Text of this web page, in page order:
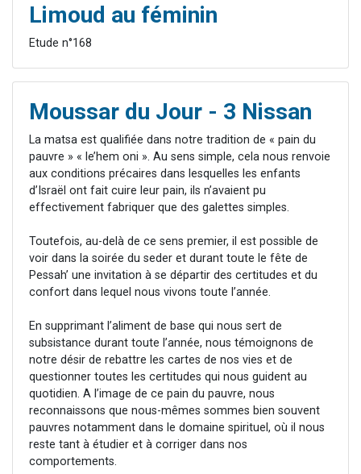
Limoud au féminin
Etude n°168
Moussar du Jour - 3 Nissan
La matsa est qualifiée dans notre tradition de « pain du
pauvre » « le’hem oni ». Au sens simple, cela nous renvoie
aux conditions précaires dans lesquelles les enfants
d’Israël ont fait cuire leur pain, ils n’avaient pu
effectivement fabriquer que des galettes simples.
Toutefois, au-delà de ce sens premier, il est possible de
voir dans la soirée du seder et durant toute le fête de
Pessah’ une invitation à se départir des certitudes et du
confort dans lequel nous vivons toute l’année.
En supprimant l’aliment de base qui nous sert de
subsistance durant toute l’année, nous témoignons de
notre désir de rebattre les cartes de nos vies et de
questionner toutes les certitudes qui nous guident au
quotidien. A l’image de ce pain du pauvre, nous
reconnaissons que nous-mêmes sommes bien souvent
pauvres notamment dans le domaine spirituel, où il nous
reste tant à étudier et à corriger dans nos
comportements.